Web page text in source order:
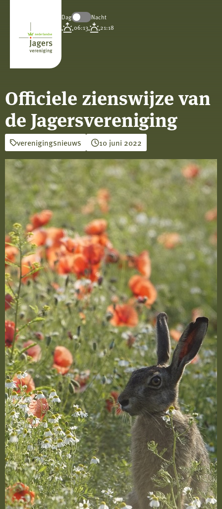
Koninklijke
Nederlandse
Jagersvereniging
Dag
Nacht
06:13
21:18
Officiele zienswijze van
de Jagersvereniging
verenigingsnieuws 10 juni 2022